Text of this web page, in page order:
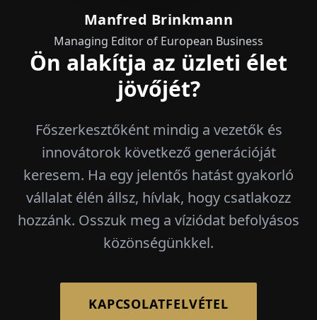
Manfred Brinkmann
Managing Editor of European Business
Ön alakítja az üzleti élet
jövőjét?
Főszerkesztőként mindig a vezetők és
innovátorok következő generációját
keresem. Ha egy jelentős hatást gyakorló
vállalat élén állsz, hívlak, hogy csatlakozz
hozzánk. Osszuk meg a víziódat befolyásos
közönségünkkel.
KAPCSOLATFELVÉTEL